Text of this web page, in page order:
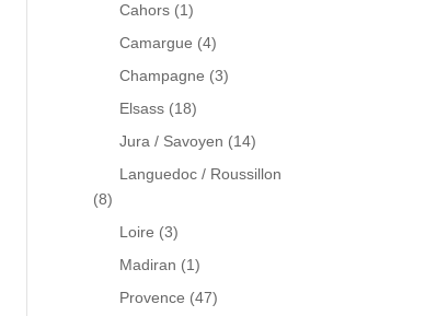
Cahors (1)
Camargue (4)
Champagne (3)
Elsass (18)
Jura / Savoyen (14)
Languedoc / Roussillon
(8)
Loire (3)
Madiran (1)
Provence (47)